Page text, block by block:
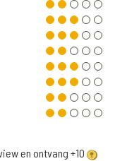
en ontvang +10